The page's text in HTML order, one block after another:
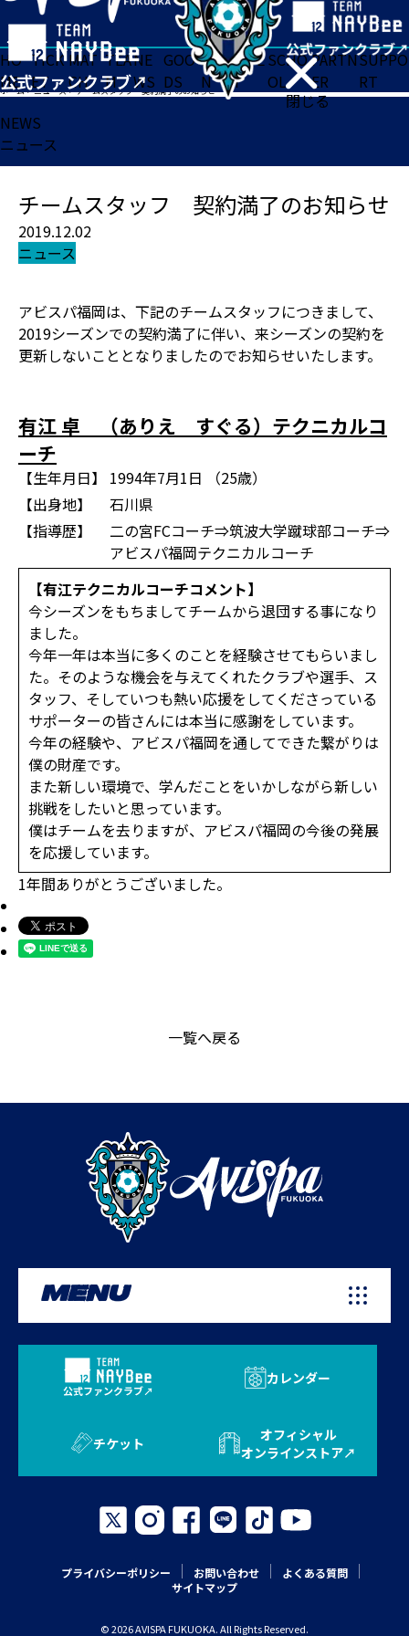
閉じる
HO
ME
TICK
ET
MAT
CH
TEA
M
NE
WS
GOO
DS
FA
N
ACADE
MY
SCHO
OL
PARTN
ER
SUPPO
RT
ホーム>ニュース>チームスタッフ 契約満了のお知らせ
NEWS
ニュース
チームスタッフ 契約満了のお知らせ
2019.12.02
ニュース
アビスパ福岡は、下記のチームスタッフにつきまして、
2019シーズンでの契約満了に伴い、来シーズンの契約を
更新しないこととなりましたのでお知らせいたします。
有江 卓 （ありえ すぐる）テクニカルコ
ーチ
【生年月日】
1994年7月1日 （25歳）
【出身地】
石川県
【指導歴】
二の宮FCコーチ⇒筑波大学蹴球部コーチ⇒
アビスパ福岡テクニカルコーチ
【有江テクニカルコーチコメント】
今シーズンをもちましてチームから退団する事になり
ました。
今年一年は本当に多くのことを経験させてもらいまし
た。そのような機会を与えてくれたクラブや選手、ス
タッフ、そしていつも熱い応援をしてくださっている
サポーターの皆さんには本当に感謝をしています。
今年の経験や、アビスパ福岡を通してできた繋がりは
僕の財産です。
また新しい環境で、学んだことをいかしながら新しい
挑戦をしたいと思っています。
僕はチームを去りますが、アビスパ福岡の今後の発展
を応援しています。
1年間ありがとうございました。
一覧へ戻る
MENU
公式ファンクラブ
カレンダー
チケット
オフィシャル
オンラインストア
プライバシーポリシー お問い合わせ
よくある質問
サイトマップ
© 2026 AVISPA FUKUOKA. All Rights Reserved.